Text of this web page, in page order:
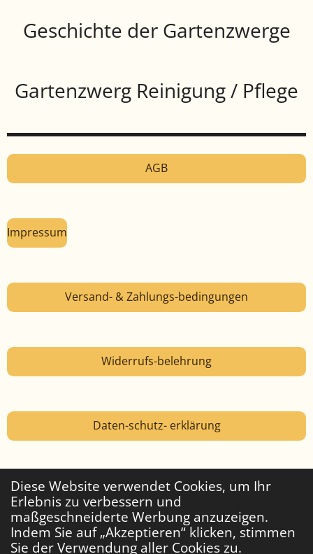
Diese Website verwendet Cookies, um Ihr
Erlebnis zu verbessern und
maßgeschneiderte Werbung anzuzeigen.
Indem Sie auf „Akzeptieren“ klicken, stimmen
Sie der Verwendung aller Cookies zu.
Geschichte der Gartenzwerge
Gartenzwerg Reinigung / Pflege
AGB
Impressum
Versand- & Zahlungs-bedingungen
Widerrufs-belehrung
Daten-schutz- erklärung
Widerruf erklären
© 1995-2026 Zwergen-POWER